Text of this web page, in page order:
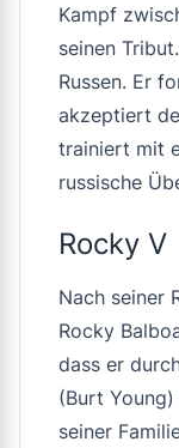
Kampf
seinen
Russen. Er
akzeptiert
trainiert mit
russische
Rocky V
Nach seiner
Rocky
dass er
(Burt
seiner